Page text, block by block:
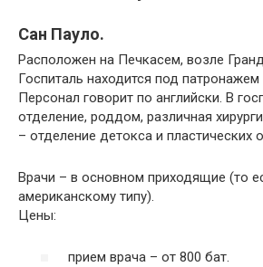
Сан Пауло.
Расположен на Печкасем, возле
Госпиталь находится под
Персонал говорит по английски. В
отделение, роддом, различная
– отделение детокса и пластических
Врачи – в основном приходящие (то
американскому типу).
Цены:
прием врача – от 800 бат.